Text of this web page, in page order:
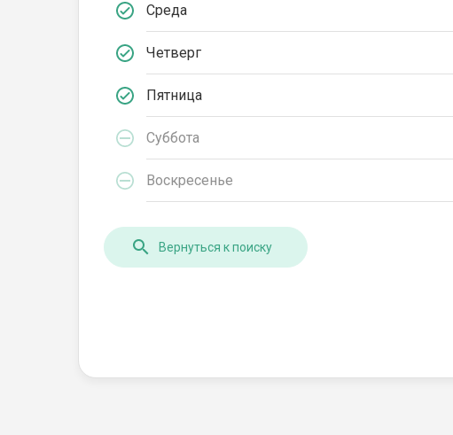
Среда
Четверг
Пятница
Суббота
Воскресенье
Вернуться к поиску